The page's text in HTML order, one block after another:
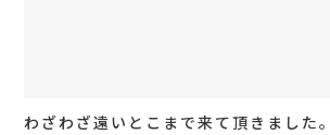
わざわざ遠いとこまで来て頂きました。